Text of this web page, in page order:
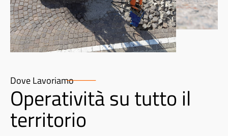
Dove Lavoriamo
Operatività su tutto il
territorio